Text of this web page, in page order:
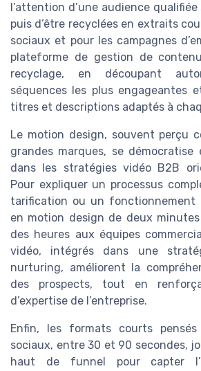
l’attention d’une audience
puis d’être recyclées en extraits
sociaux et pour les campagnes
plateforme de gestion de
recyclage, en découpant
séquences les plus engageantes
titres et descriptions adaptés à
Le motion design, souvent perçu
grandes marques, se
dans les stratégies vidéo B2B
Pour expliquer un processus
tarification ou un fonctionnement
en motion design de deux
des heures aux équipes
vidéo, intégrés dans une
nurturing, améliorent la
des prospects, tout en
d’expertise de l’entreprise.
Enfin, les formats courts
sociaux, entre 30 et 90 secondes,
haut de funnel pour capter